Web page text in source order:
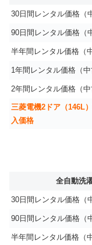
30日間レンタル価格（
90日間レンタル価格（
半年間レンタル価格（
1年間レンタル価格（中
2年間レンタル価格（中
三菱電機2ドア（146L
入価格
全自動洗
30日間レンタル価格（
90日間レンタル価格（
半年間レンタル価格（